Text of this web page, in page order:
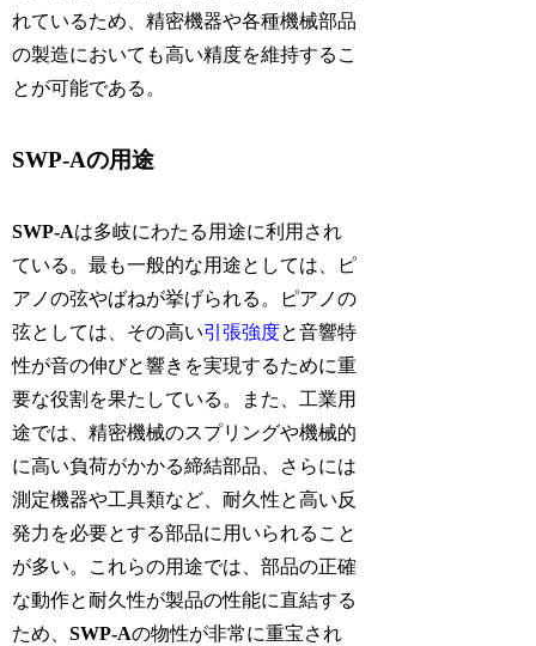
れているため、精密機器や各種機械部品
の製造においても高い精度を維持するこ
とが可能である。
SWP-Aの用途
SWP-Aは多岐にわたる用途に利用され
ている。最も一般的な用途としては、ピ
アノの弦やばねが挙げられる。ピアノの
弦としては、その高い引張強度と音響特
性が音の伸びと響きを実現するために重
要な役割を果たしている。また、工業用
途では、精密機械のスプリングや機械的
に高い負荷がかかる締結部品、さらには
測定機器や工具類など、耐久性と高い反
発力を必要とする部品に用いられること
が多い。これらの用途では、部品の正確
な動作と耐久性が製品の性能に直結する
ため、SWP-Aの物性が非常に重宝され